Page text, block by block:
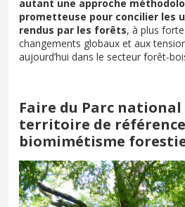
autant une approche
prometteuse pour concilier les
rendus par les forêts, à plus
changements globaux et aux
aujourd’hui dans le secteur forêt-
Faire du Parc
territoire de
biomimétisme